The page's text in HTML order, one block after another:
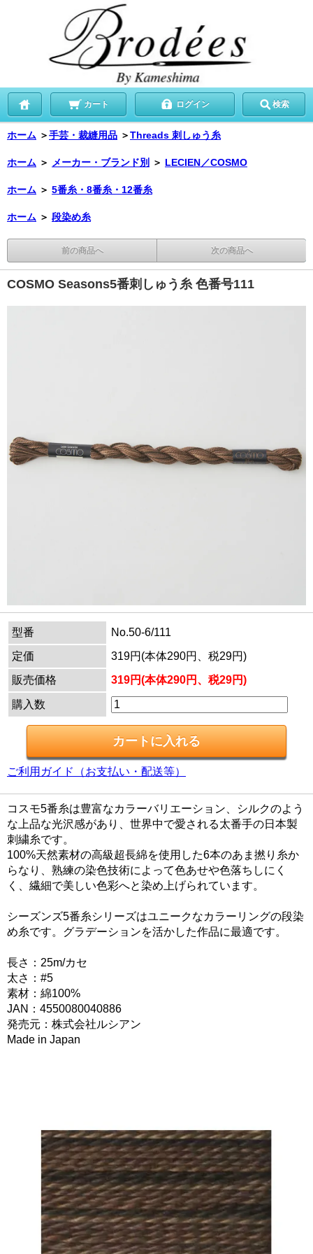
カート ログイン 検索
ホーム ＞手芸・裁縫用品 ＞Threads 刺しゅう糸
ホーム ＞ メーカー・ブランド別 ＞ LECIEN／COSMO
ホーム ＞ 5番糸・8番糸・12番糸
ホーム ＞ 段染め糸
前の商品へ 次の商品へ
COSMO Seasons5番刺しゅう糸 色番号111
型番
No.50-6/111
定価
319円(本体290円、税29円)
販売価格
319円(本体290円、税29円)
購入数
ご利用ガイド（お支払い・配送等）
コスモ5番糸は豊富なカラーバリエーション、シルクのよう
な上品な光沢感があり、世界中で愛される太番手の日本製
刺繍糸です。
100%天然素材の高級超長綿を使用した6本のあま撚り糸か
らなり、熟練の染色技術によって色あせや色落ちしにく
く、繊細で美しい色彩へと染め上げられています。
シーズンズ5番糸シリーズはユニークなカラーリングの段染
め糸です。グラデーションを活かした作品に最適です。
長さ：25m/カセ
太さ：#5
素材：綿100%
JAN：4550080040886
発売元：株式会社ルシアン
Made in Japan